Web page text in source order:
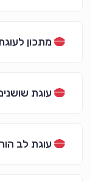
מתכון
עוגת
עוגת לב